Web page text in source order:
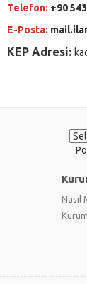
Telefon: +90
E-Posta:
KEP Adresi:
Nasıl